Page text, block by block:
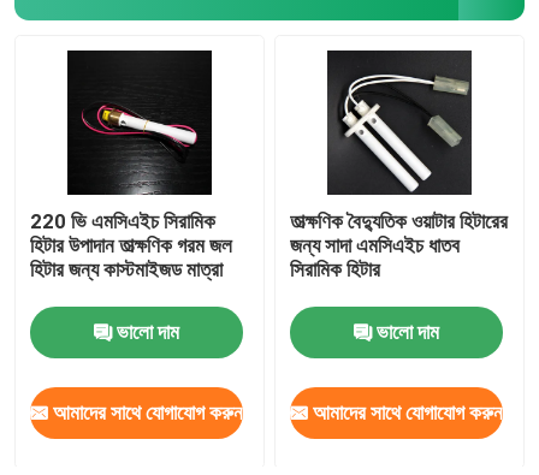
220 ভি এমসিএইচ সিরামিক
হিটার উপাদান তাত্ক্ষণিক গরম জল
হিটার জন্য কাস্টমাইজড মাত্রা
ভালো দাম
আমাদের সাথে যোগাযোগ করুন
তাত্ক্ষণিক বৈদ্যুতিক ওয়াটার হিটারের
জন্য সাদা এমসিএইচ ধাতব
সিরামিক হিটার
ভালো দাম
আমাদের সাথে যোগাযোগ করুন